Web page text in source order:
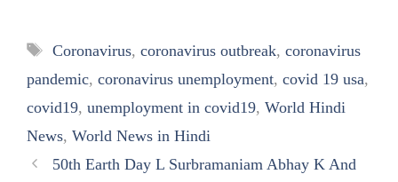
Tags
Coronavirus, coronavirus outbreak, coronavirus
pandemic, coronavirus unemployment, covid 19 usa,
covid19, unemployment in covid19, World Hindi
News, World News in Hindi
50th Earth Day L Surbramaniam Abhay K And